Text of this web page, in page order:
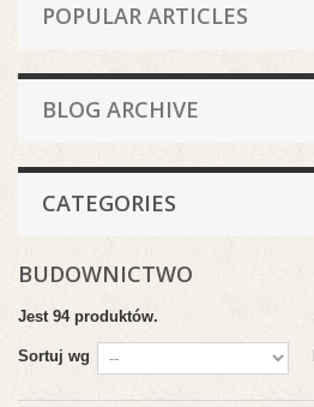
POPULAR ARTICLES
BLOG ARCHIVE
CATEGORIES
BUDOWNICTWO
Jest 94 produktów.
Sortuj wg